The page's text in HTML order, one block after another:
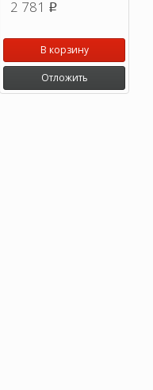
2 781 p
В корзину
Отложить